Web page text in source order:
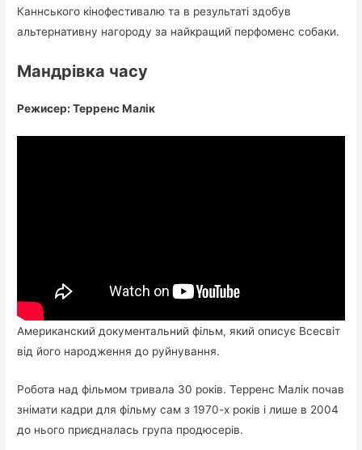
Каннського кінофестивалю та в результаті здобув
альтернативну нагороду за найкращий перфоменс собаки.
Мандрівка часу
Режисер: Терренс Малік
Американский документальний фільм, який описує Всесвіт
від його народження до руйнування.
Робота над фільмом тривала 30 років. Терренс Малік почав
знімати кадри для фільму сам з 1970-х років і лише в 2004
до нього приєдналась група продюсерів.